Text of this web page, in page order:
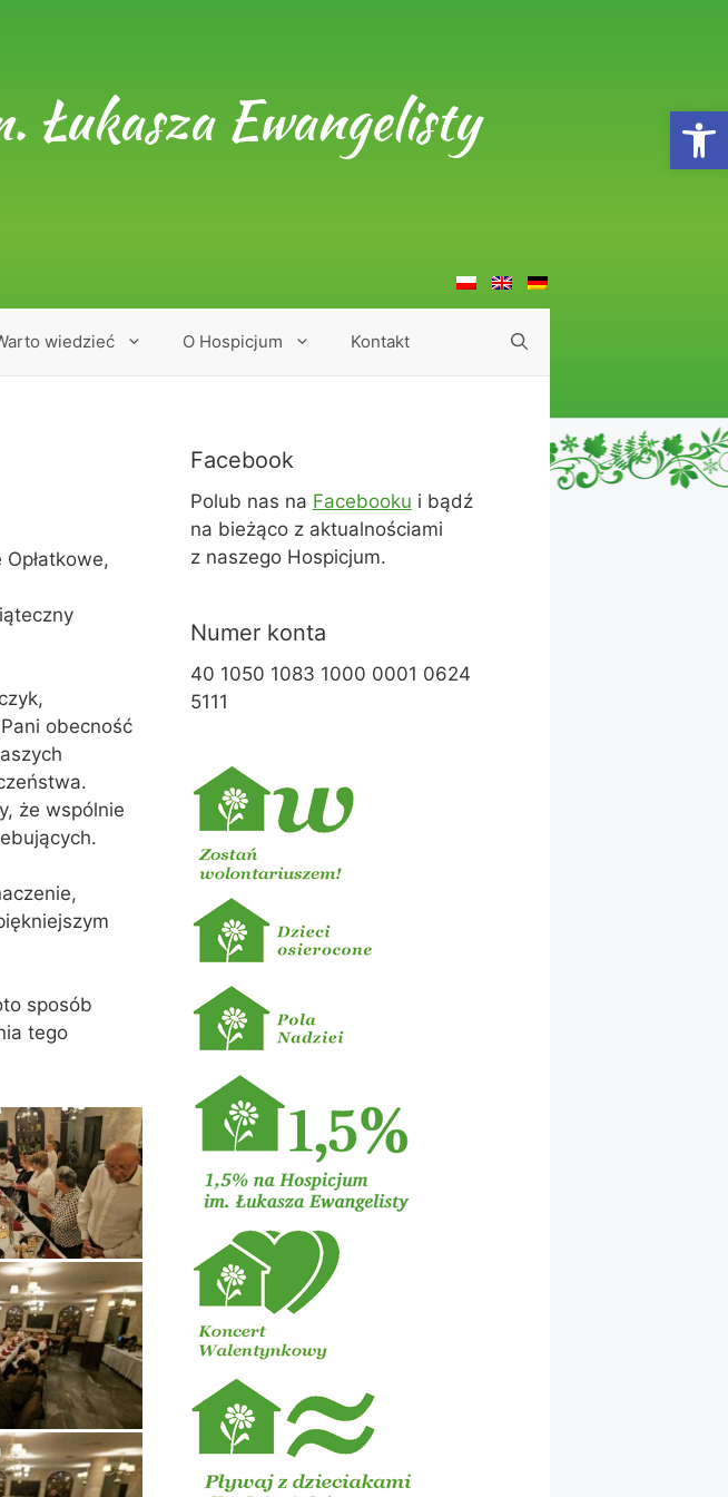
Łukasza Ewangelisty
wiedzieć O Hospicjum Kontakt
obecność
że wspólnie
sposób
tego
Facebook
Polub nas na Facebooku i bądź
na bieżąco z aktualnościami
z naszego Hospicjum.
Numer konta
40 1050 1083 1000 0001 0624
5111